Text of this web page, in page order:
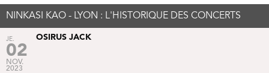
NINKASI KAO - LYON : L'HISTORIQUE DES CONCERTS
JE.
02
NOV.
2023
OSIRUS JACK